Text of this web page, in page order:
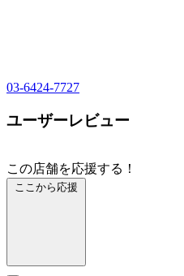
03-6424-7727
ユーザーレビュー
この店舗を応援する！
ここから応援